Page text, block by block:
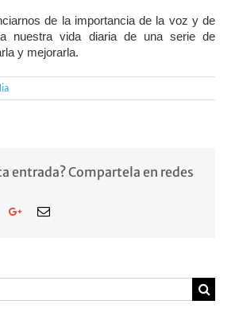
de la importancia de la voz y de
nuestra vida diaria de una serie de
y mejorarla.
entrada? Compartela en redes
Google+Email